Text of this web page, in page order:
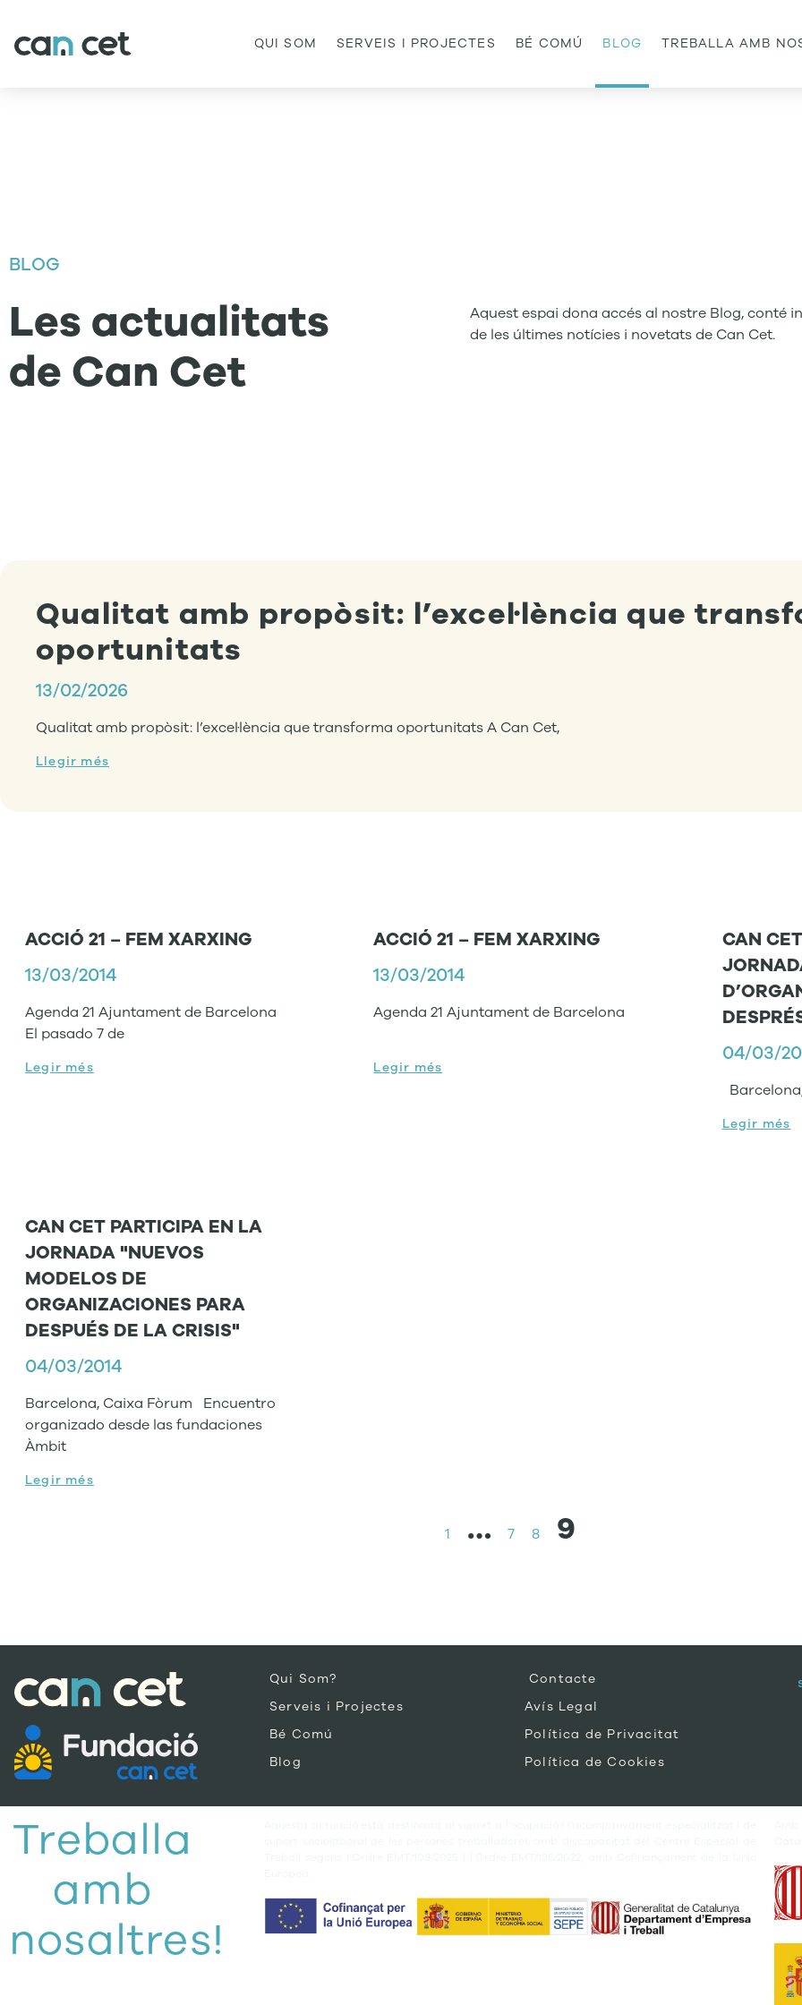
QUI SOM SERVEIS I PROJECTES BÉ COMÚ BLOG TREBALLA AMB
BLOG
Les actualitats
de Can Cet
Aquest espai dona accés al nostre Blog, conté
de les últimes notícies i novetats de Can Cet.
Qualitat amb propòsit: l’excel·lència que
oportunitats
13/02/2026
Qualitat amb propòsit: l’excel·lència que transforma oportunitats A Can Cet,
Llegir més
ACCIÓ 21 – FEM XARXING
13/03/2014
Agenda 21 Ajuntament de Barcelona
El pasado 7 de
Legir més
ACCIÓ 21 – FEM XARXING
13/03/2014
Agenda 21 Ajuntament de Barcelona
Legir més
CAN
04/03/
Legir més
CAN CET PARTICIPA EN LA
JORNADA "NUEVOS
MODELOS DE
ORGANIZACIONES PARA
DESPUÉS DE LA CRISIS"
04/03/2014
Barcelona, Caixa Fòrum Encuentro
organizado desde las fundaciones
Àmbit
Legir més
1 … 7 8 9
Qui Som?
Serveis i Projectes
Bé Comú
Blog
Contacte
Avís Legal
Política de Privacitat
Política de Cookies
Treballa
amb
nosaltres!